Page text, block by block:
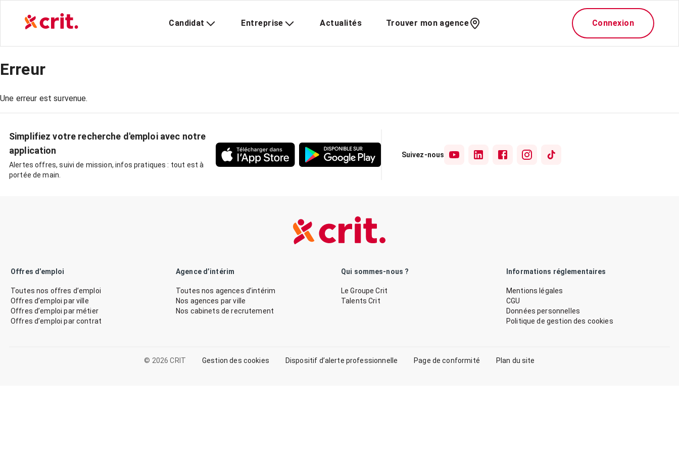
Candidat Entreprise Actualités Trouver mon agence Connexion
Erreur
Une erreur est survenue.
Simplifiez votre recherche d'emploi avec notre
application
Alertes offres, suivi de mission, infos pratiques : tout est à
portée de main.
Suivez-nous
Offres d’emploi
Toutes nos offres d’emploi
Offres d’emploi par ville
Offres d’emploi par métier
Offres d’emploi par contrat
Agence d’intérim
Toutes nos agences d’intérim
Nos agences par ville
Nos cabinets de recrutement
Qui sommes-nous ?
Le Groupe Crit
Talents Crit
Informations réglementaires
Mentions légales
CGU
Données personnelles
Politique de gestion des cookies
© 2026 CRIT Gestion des cookies Dispositif d’alerte professionnelle Page de conformité Plan du site